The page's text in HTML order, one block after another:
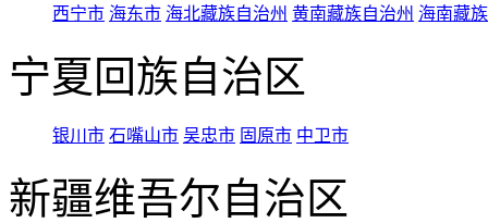
西宁市 海东市 海北藏族自治州 黄南藏族自治州 海南藏
宁夏回族自治区
银川市 石嘴山市 吴忠市 固原市 中卫市
新疆维吾尔自治区